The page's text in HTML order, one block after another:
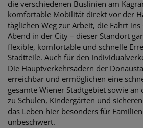
die verschiedenen Buslinien am
komfortable Mobilität direkt vor der
täglichen Weg zur Arbeit, die Fahrt
Abend in der City – dieser Standort
flexible, komfortable und schnelle
Stadtteile. Auch für den
Die Hauptverkehrsadern der
erreichbar und ermöglichen eine
gesamte Wiener Stadtgebiet sowie an
zu Schulen, Kindergärten und
das Leben hier besonders für
unbeschwert.